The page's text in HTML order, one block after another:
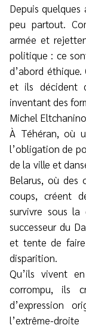
Depuis quelques
peu partout.
armée et
politique : ce
d’abord éthique.
et ils décident
inventant des
Michel
À Téhéran, où
l’obligation de
de la ville et
Belarus, où des
coups, créent
survivre sous
successeur du
et tente de
disparition.
Qu’ils vivent
corrompu, ils
d’expression
l’extrême-